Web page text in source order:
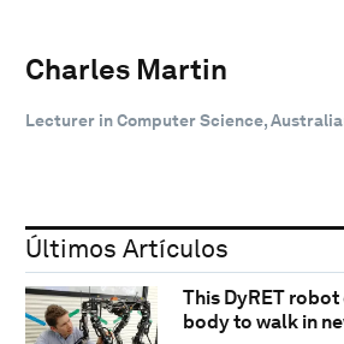
Charles Martin
Lecturer in Computer Science,
Últimos Artículos
This DyRET
body to walk in